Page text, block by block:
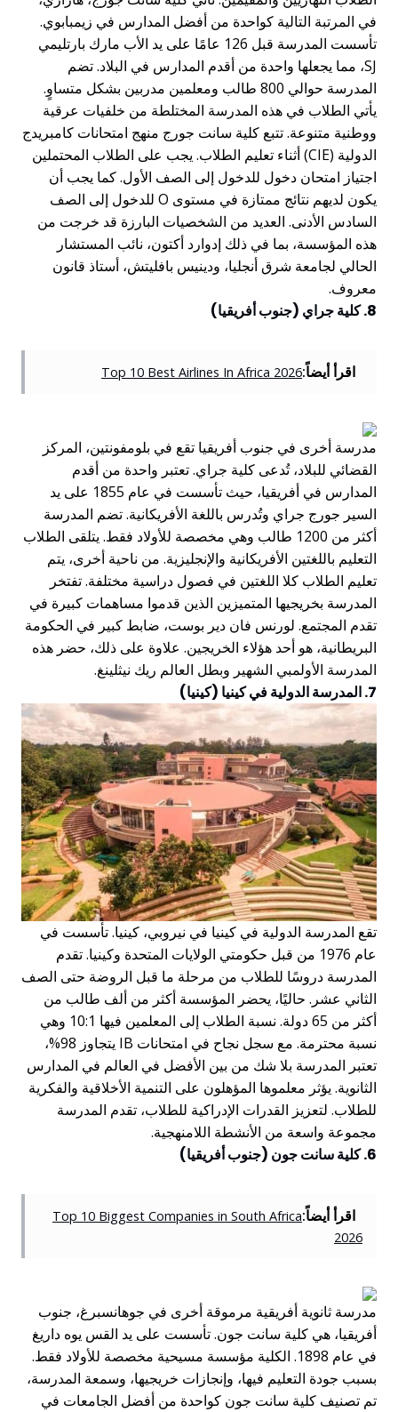
في المرتبة التالية كواحدة من أفضل المدارس في زيمبابوي.
تأسست المدرسة قبل 126 عامًا على يد الأب مارك بارتليمي
SJ، مما يجعلها واحدة من أقدم المدارس في البلاد. تضم
المدرسة حوالي 800 طالب ومعلمين مدربين بشكل متساوٍ.
يأتي الطلاب في هذه المدرسة المختلطة من خلفيات عرقية
ووطنية متنوعة. تتبع كلية سانت جورج منهج امتحانات كامبريدج
الدولية (CIE) أثناء تعليم الطلاب. يجب على الطلاب المحتملين
اجتياز امتحان دخول للدخول إلى الصف الأول. كما يجب أن
يكون لديهم نتائج ممتازة في مستوى O للدخول إلى الصف
السادس الأدنى. العديد من الشخصيات البارزة قد خرجت من
هذه المؤسسة، بما في ذلك إدوارد أكتون، نائب المستشار
الحالي لجامعة شرق أنجليا، ودينيس بافليتش، أستاذ قانون
معروف.
8. كلية جراي (جنوب أفريقيا)
اقرأ أيضاً:Top 10 Best Airlines In Africa 2026
مدرسة أخرى في جنوب أفريقيا تقع في بلومفونتين، المركز
القضائي للبلاد، تُدعى كلية جراي. تعتبر واحدة من أقدم
المدارس في أفريقيا، حيث تأسست في عام 1855 على يد
السير جورج جراي وتُدرس باللغة الأفريكانية. تضم المدرسة
أكثر من 1200 طالب وهي مخصصة للأولاد فقط. يتلقى الطلاب
التعليم باللغتين الأفريكانية والإنجليزية. من ناحية أخرى، يتم
تعليم الطلاب كلا اللغتين في فصول دراسية مختلفة. تفتخر
المدرسة بخريجيها المتميزين الذين قدموا مساهمات كبيرة في
تقدم المجتمع. لورنس فان دير بوست، ضابط كبير في الحكومة
البريطانية، هو أحد هؤلاء الخريجين. علاوة على ذلك، حضر هذه
المدرسة الأولمبي الشهير وبطل العالم ريك نيثلينغ.
7. المدرسة الدولية في كينيا (كينيا)
تقع المدرسة الدولية في كينيا في نيروبي، كينيا. تأسست في
عام 1976 من قبل حكومتي الولايات المتحدة وكينيا. تقدم
المدرسة دروسًا للطلاب من مرحلة ما قبل الروضة حتى الصف
الثاني عشر. حاليًا، يحضر المؤسسة أكثر من ألف طالب من
أكثر من 65 دولة. نسبة الطلاب إلى المعلمين فيها 10:1 وهي
نسبة محترمة. مع سجل نجاح في امتحانات IB يتجاوز 98%،
تعتبر المدرسة بلا شك من بين الأفضل في العالم في المدارس
الثانوية. يؤثر معلموها المؤهلون على التنمية الأخلاقية والفكرية
للطلاب. لتعزيز القدرات الإدراكية للطلاب، تقدم المدرسة
مجموعة واسعة من الأنشطة اللامنهجية.
6. كلية سانت جون (جنوب أفريقيا)
اقرأ أيضاً:Top 10 Biggest Companies in South Africa
2026
مدرسة ثانوية أفريقية مرموقة أخرى في جوهانسبرغ، جنوب
أفريقيا، هي كلية سانت جون. تأسست على يد القس يوه داريغ
في عام 1898. الكلية مؤسسة مسيحية مخصصة للأولاد فقط.
بسبب جودة التعليم فيها، وإنجازات خريجيها، وسمعة المدرسة،
تم تصنيف كلية سانت جون كواحدة من أفضل الجامعات في